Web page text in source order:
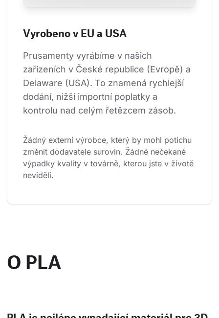
Vyrobeno v EU a USA
Prusamenty vyrábíme v našich
zařízeních v České republice (Evropě) a
Delaware (USA). To znamená rychlejší
dodání, nižší importní poplatky a
kontrolu nad celým řetězcem zásob.
Žádný externí výrobce, který by mohl potichu
změnit dodavatele surovin. Žádné nečekané
výpadky kvality v továrně, kterou jste v životě
neviděli.
O PLA